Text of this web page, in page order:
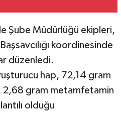
Şube Müdürlüğü ekipleri,
koordinesinde
düzenledi.
hap, 72,14 gram
2,68 gram metamfetamin
olduğu